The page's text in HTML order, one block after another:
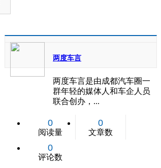
两度车言
两度车言是由成都汽车圈一
群年轻的媒体人和车企人员
联合创办，...
0
阅读量
0
文章数
0
评论数